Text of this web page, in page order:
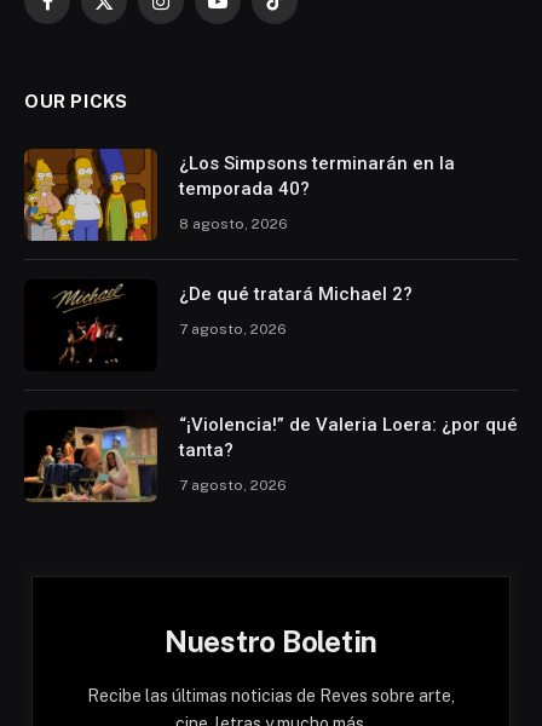
Facebook
X
InstagramYouTubeTikTok
OUR PICKS
¿Los Simpsons terminarán en la
temporada 40?
8 agosto, 2026
¿De qué tratará Michael 2?
7 agosto, 2026
“¡Violencia!” de Valeria Loera: ¿por qué
tanta?
7 agosto, 2026
Nuestro Boletin
Recibe las últimas noticias de Reves sobre arte,